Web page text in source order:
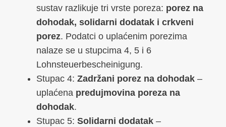
sustav razlikuje tri vrste poreza: porez na
dohodak, solidarni dodatak i crkveni
porez. Podatci o uplaćenim porezima
nalaze se u stupcima 4, 5 i 6
Lohnsteuerbescheinigung.
Stupac 4: Zadržani porez na dohodak –
uplaćena predujmovina poreza na
dohodak.
Stupac 5: Solidarni dodatak –